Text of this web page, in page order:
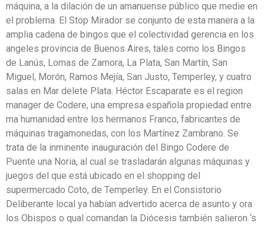
máquina, a la dilación de un amanuense público que medie en
el problema. El Stop Mirador se conjunto de esta manera a la
amplia cadena de bingos que el colectividad gerencia en los
angeles provincia de Buenos Aires, tales como los Bingos
de Lanús, Lomas de Zamora, La Plata, San Martín, San
Miguel, Morón, Ramos Mejía, San Justo, Temperley, y cuatro
salas en Mar delete Plata. Héctor Escaparate es el region
manager de Codere, una empresa española propiedad entre
ma humanidad entre los hermanos Franco, fabricantes de
máquinas tragamonedas, con los Martínez Zambrano. Se
trata de la inminente inauguración del Bingo Codere de
Puente una Noria, al cual se trasladarán algunas máquinas y
juegos del que está ubicado en el shopping del
supermercado Coto, de Temperley. En el Consistorio
Deliberante local ya habían advertido acerca de asunto y ora
los Obispos o qual comandan la Diócesis también salieron ‘s